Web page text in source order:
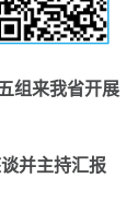
组来我省开展
并主持汇报